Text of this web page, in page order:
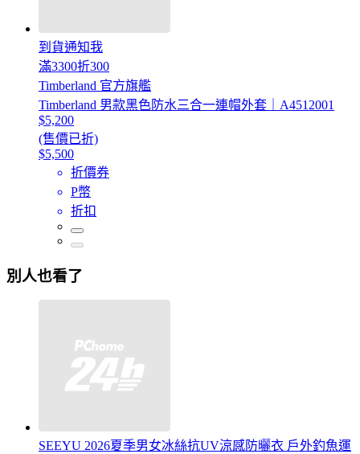
到貨通知我
滿3300折300
Timberland 官方旗艦
Timberland 男款黑色防水三合一連帽外套｜A4512001
$5,200
(售價已折)
$5,500
折價券
P幣
折扣
別人也看了
SEEYU 2026夏季男女冰絲抗UV涼感防曬衣 戶外釣魚運